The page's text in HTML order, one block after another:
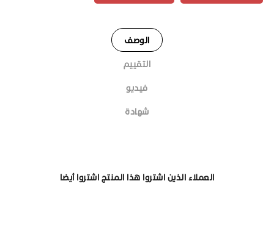
الوصف
التقييم
فيديو
شهادة
العملاء الذين اشتروا هذا المنتج اشتروا أيضا